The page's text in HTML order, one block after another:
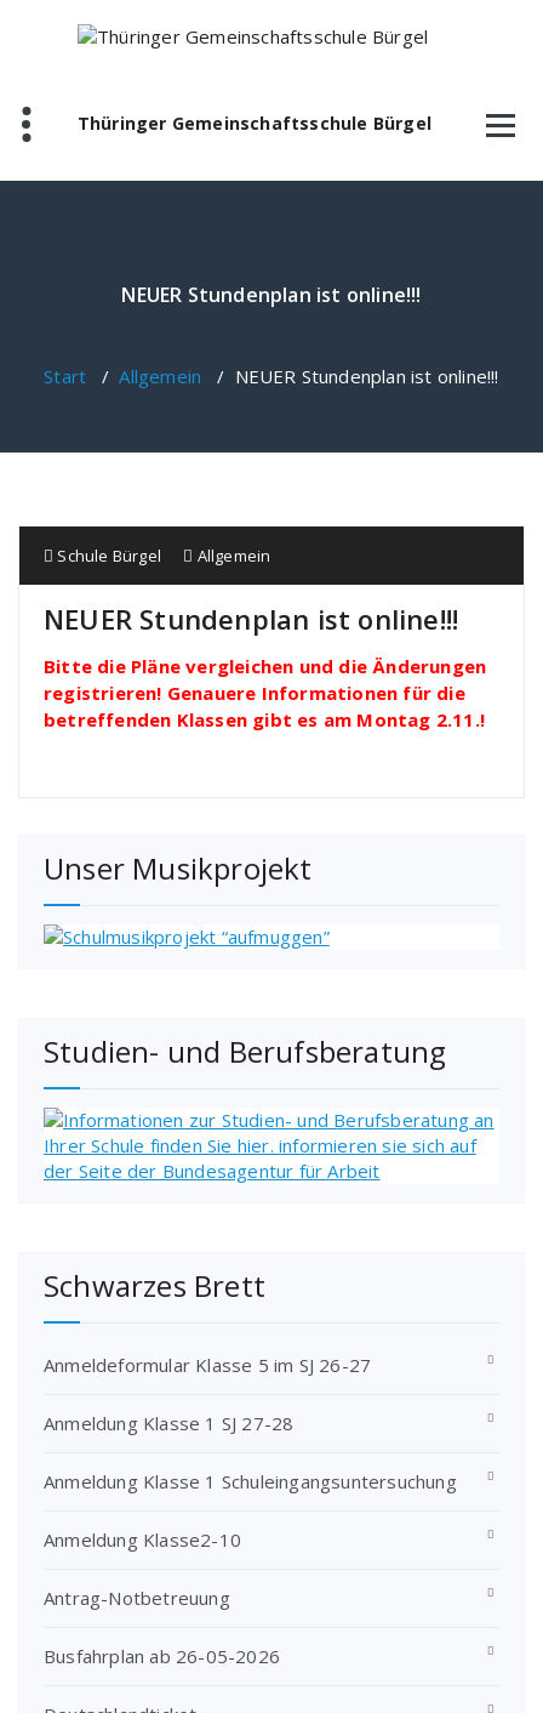
Thüringer Gemeinschaftsschule Bürgel
NEUER Stundenplan ist online!!!
Start /Allgemein / NEUER Stundenplan ist online!!!
Schule Bürgel Allgemein
NEUER Stundenplan ist online!!!
Bitte die Pläne vergleichen und die Änderungen
registrieren! Genauere Informationen für die
betreffenden Klassen gibt es am Montag 2.11.!
Unser Musikprojekt
Studien- und Berufsberatung
Schwarzes Brett
Anmeldeformular Klasse 5 im SJ 26-27
Anmeldung Klasse 1 SJ 27-28
Anmeldung Klasse 1 Schuleingangsuntersuchung
Anmeldung Klasse2-10
Antrag-Notbetreuung
Busfahrplan ab 26-05-2026